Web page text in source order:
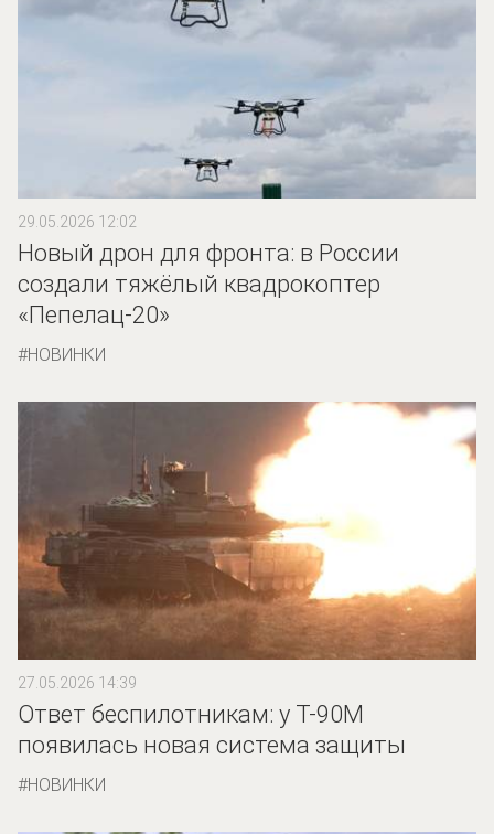
29.05.2026 12:02
Новый дрон для фронта: в России
создали тяжёлый квадрокоптер
«Пепелац-20»
НОВИНКИ
27.05.2026 14:39
Ответ беспилотникам: у Т-90М
появилась новая система защиты
НОВИНКИ